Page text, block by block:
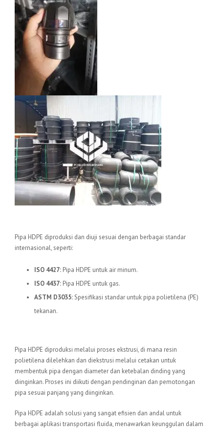
Pipa HDPE diproduksi dan diuji sesuai dengan berbagai standar
internasional, seperti:
ISO 4427: Pipa HDPE untuk air minum.
ISO 4437: Pipa HDPE untuk gas.
ASTM D3035:Spesifikasi standar untuk pipa polietilena (PE)
tekanan.
Pipa HDPE diproduksi melalui proses ekstrusi, di mana resin
polietilena dilelehkan dan diekstrusi melalui cetakan untuk
membentuk pipa dengan diameter dan ketebalan dinding yang
diinginkan. Proses ini diikuti dengan pendinginan dan pemotongan
pipa sesuai panjang yang diinginkan.
Pipa HDPE adalah solusi yang sangat efisien dan andal untuk
berbagai aplikasi transportasi fluida, menawarkan keunggulan dalam